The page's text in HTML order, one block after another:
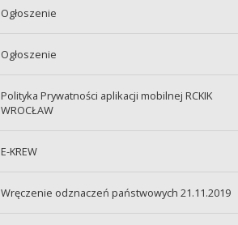
Ogłoszenie
Ogłoszenie
Polityka Prywatności aplikacji mobilnej RCKIK
WROCŁAW
E-KREW
Wręczenie odznaczeń państwowych 21.11.2019